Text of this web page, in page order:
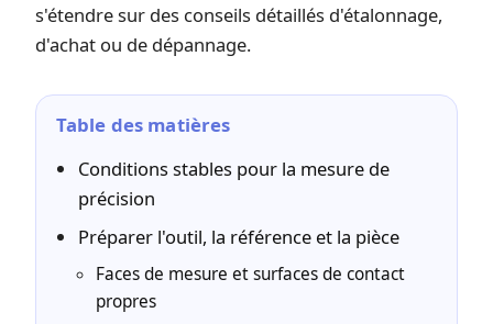
s'étendre sur des conseils détaillés d'étalonnage,
d'achat ou de dépannage.
Table des matières
Conditions stables pour la mesure de
précision
Préparer l'outil, la référence et la pièce
Faces de mesure et surfaces de contact
propres